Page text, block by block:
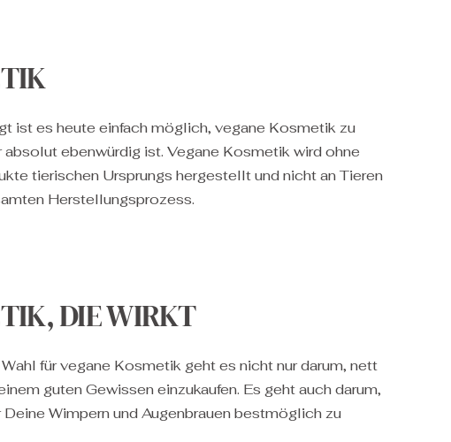
ist es heute einfach möglich, vegane Kosmetik zu
ebenwürdig ist. Vegane Kosmetik wird ohne
tierischen Ursprungs hergestellt und nicht an Tieren
Herstellungsprozess.
DIE WIRKT
für vegane Kosmetik geht es nicht nur darum, nett
guten Gewissen einzukaufen. Es geht auch darum,
Wimpern und Augenbrauen bestmöglich zu